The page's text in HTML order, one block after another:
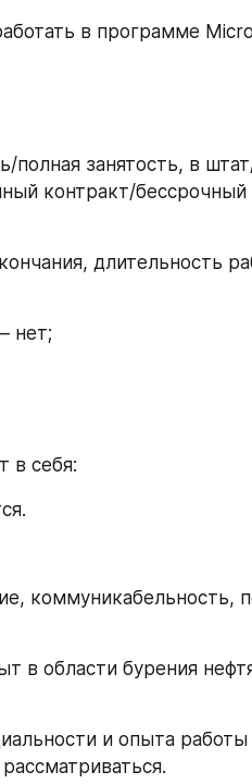
в программе
полная занятость, в
контракт/бессрочный
длительность
нет;
в себя:
коммуникабельность,
в области бурения
и опыта